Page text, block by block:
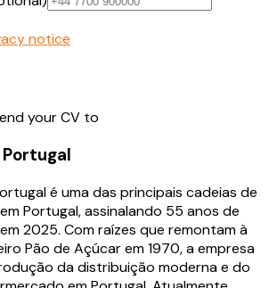
notice
your CV to
é uma das principais cadeias de
Portugal, assinalando 55 anos de
2025. Com raízes que remontam à
Pão de Açúcar em 1970, a empresa
da distribuição moderna e do